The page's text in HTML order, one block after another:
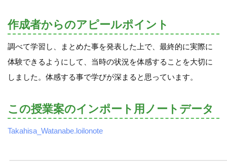
作成者からのアピールポイント
調べて学習し、まとめた事を発表した上で、最終的に実際に
体験できるようにして、当時の状況を体感することを大切に
しました。体感する事で学びが深まると思っています。
この授業案のインポート用ノートデータ
Takahisa_Watanabe.loilonote